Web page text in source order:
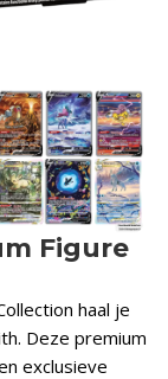
Figure
haal je
Deze premium
exclusieve